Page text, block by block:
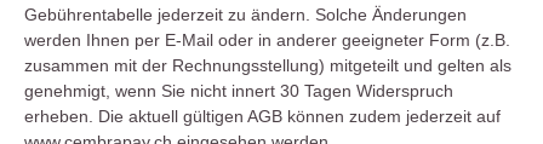
Gebührentabelle jederzeit zu ändern. Solche Änderungen
werden Ihnen per E-Mail oder in anderer geeigneter Form (z.B.
zusammen mit der Rechnungsstellung) mitgeteilt und gelten als
genehmigt, wenn Sie nicht innert 30 Tagen Widerspruch
erheben. Die aktuell gültigen AGB können zudem jederzeit auf